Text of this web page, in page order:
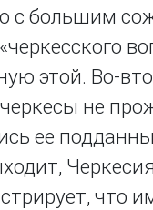
с большим
этой. Во-
не
ее
что